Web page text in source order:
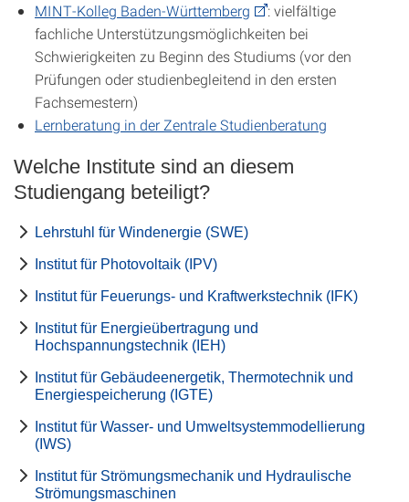
MINT-Kolleg Baden-Württemberg
: vielfältige
fachliche Unterstützungsmöglichkeiten bei
Schwierigkeiten zu Beginn des Studiums (vor den
Prüfungen oder studienbegleitend in den ersten
Fachsemestern)
Lernberatung in der Zentrale Studienberatung
Welche Institute sind an diesem
Studiengang beteiligt?
Lehrstuhl für Windenergie (SWE)
Institut für Photovoltaik (IPV)
Institut für Feuerungs- und Kraftwerkstechnik (IFK)
Institut für Energieübertragung und
Hochspannungstechnik (IEH)
Institut für Gebäudeenergetik, Thermotechnik und
Energiespeicherung (IGTE)
Institut für Wasser- und Umweltsystemmodellierung
(IWS)
Institut für Strömungsmechanik und Hydraulische
Strömungsmaschinen